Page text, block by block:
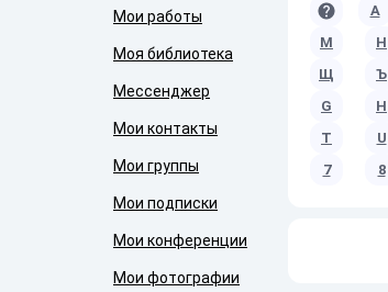
Мои работы
Моя библиотека
Мессенджер
Мои контакты
Мои группы
Мои подписки
Мои конференции
Мои фотографии
A А
М
Н
Щ
Ъ
G
H
T
U
7
8